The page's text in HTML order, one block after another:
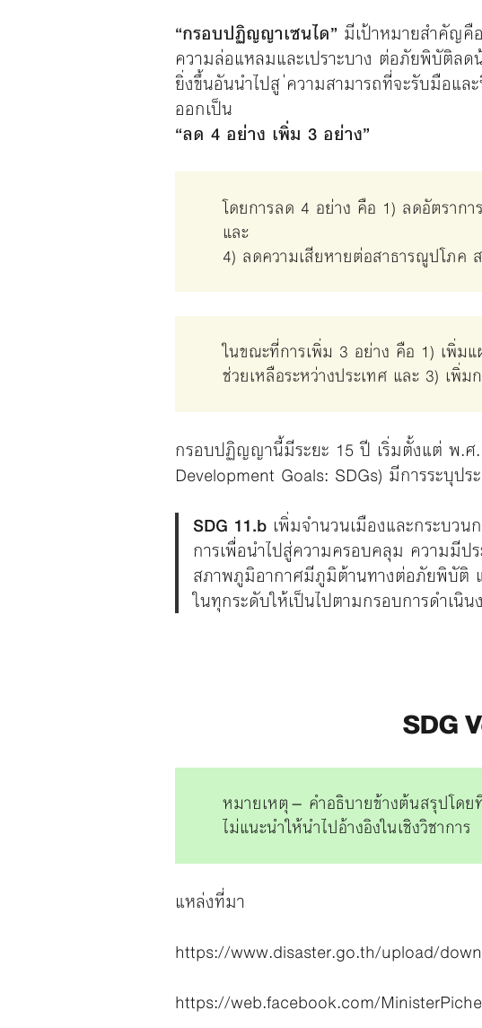
“กรอบปฏิญญาเซนได” มีเป้าหมายสำคัญคื
ความล่อแหลมและเปราะบาง ต่อภัยพิบัติล
ยิ่งขึ้นอันนำไปสู ่ความสามารถที่จะรับมือแล
ออกเป็น
“ลด 4 อย่าง เพิ่ม 3 อย่าง”
โดยการลด 4 อย่าง คือ 1) ลดอัตราก
และ
4) ลดความเสียหายต่อสาธารณูปโภค
ในขณะที่การเพิ่ม 3 อย่าง คือ 1) เพิ่ม
ช่วยเหลือระหว่างประเทศ และ 3) เพิ่
กรอบปฏิญญานี้มีระยะ 15 ปี เริ่มตั้งแต่ พ.ศ
Development Goals: SDGs) มีการระบุป
SDG 11.bเพิ่มจำนวนเมืองและกระบวน
การเพื่อนำไปสู่ความครอบคลุม ความมีป
สภาพภูมิอากาศมีภูมิต้านทางต่อภัยพิบัติ
ในทุกระดับให้เป็นไปตามกรอบการดำเนิ
SDG
หมายเหตุ – คำอธิบายข้างต้นสรุปโดย
ไม่แนะนำให้นำไปอ้างอิงในเชิงวิชาการ
แหล่งที่มา
https://www.disaster.go.th/upload/
https://web.facebook.com/